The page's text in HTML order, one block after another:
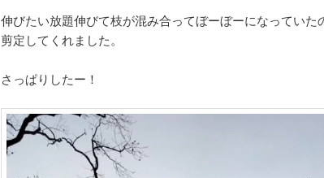
伸びたい放題伸びて枝が混み合ってぼーぼーになっていた
剪定してくれました。
さっぱりしたー！